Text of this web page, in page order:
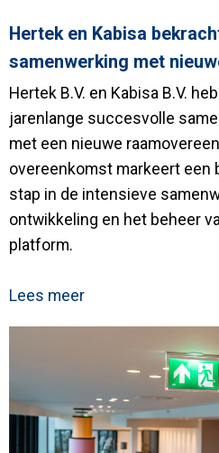
Hertek en Kabisa
samenwerking met
Hertek B.V. en Kabisa B.V.
jarenlange succesvolle
met een nieuwe
overeenkomst markeert een
stap in de intensieve
ontwikkeling en het beheer
platform.
Lees meer